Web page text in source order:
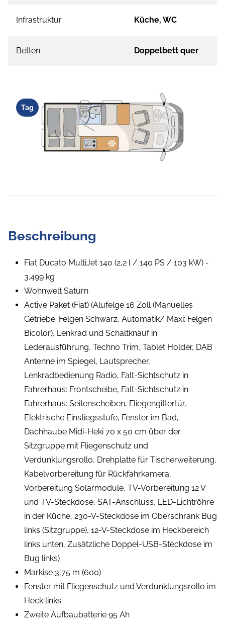
Infrastruktur Küche, WC
Betten Doppelbett quer
Tag
Beschreibung
Fiat Ducato MultiJet 140 (2,2 l / 140 PS / 103 kW) -
3.499 kg
Wohnwelt Saturn
Active Paket (Fiat) (Alufelge 16 Zoll (Manuelles
Getriebe: Felgen Schwarz, Automatik/ Maxi: Felgen
Bicolor), Lenkrad und Schaltknauf in
Lederausführung, Techno Trim, Tablet Holder, DAB
Antenne im Spiegel, Lautsprecher,
Lenkradbedienung Radio, Falt-Sichtschutz in
Fahrerhaus: Frontscheibe, Falt-Sichtschutz in
Fahrerhaus: Seitenscheiben, Fliegengittertür,
Elektrische Einstiegsstufe, Fenster im Bad,
Dachhaube Midi-Heki 70 x 50 cm über der
Sitzgruppe mit Fliegenschutz und
Verdunklungsrollo, Drehplatte für Tischerweiterung,
Kabelvorbereitung für Rückfahrkamera,
Vorbereitung Solarmodule, TV-Vorbereitung 12 V
und TV-Steckdose, SAT-Anschluss, LED-Lichtröhre
in der Küche, 230-V-Steckdose im Oberschrank Bug
links (Sitzgruppe), 12-V-Steckdose im Heckbereich
links unten, Zusätzliche Doppel-USB-Steckdose im
Bug links)
Markise 3,75 m (600)
Fenster mit Fliegenschutz und Verdunklungsrollo im
Heck links
Zweite Aufbaubatterie 95 Ah